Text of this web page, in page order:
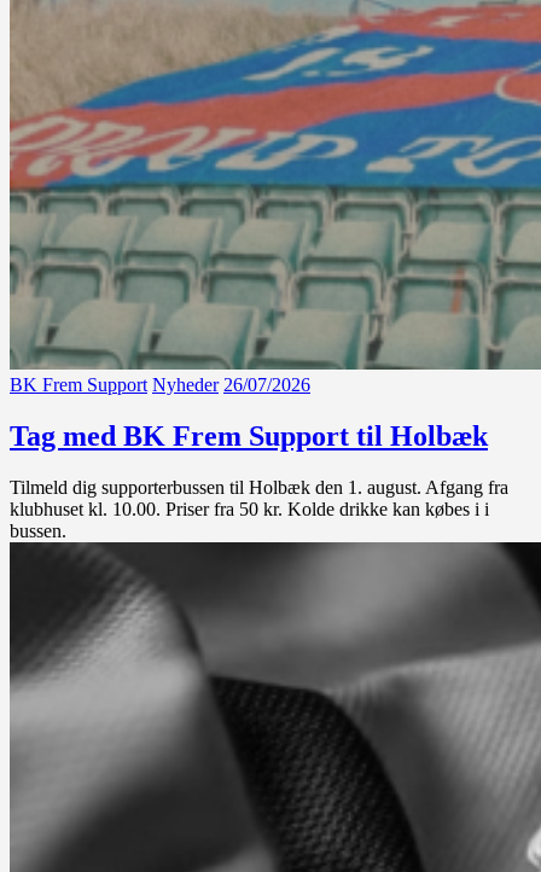
BK Frem Support Nyheder 26/07/2026
Tag med BK Frem Support til Holbæk
Tilmeld dig supporterbussen til Holbæk den 1. august. Afgang fra
klubhuset kl. 10.00. Priser fra 50 kr. Kolde drikke kan købes i i
bussen.